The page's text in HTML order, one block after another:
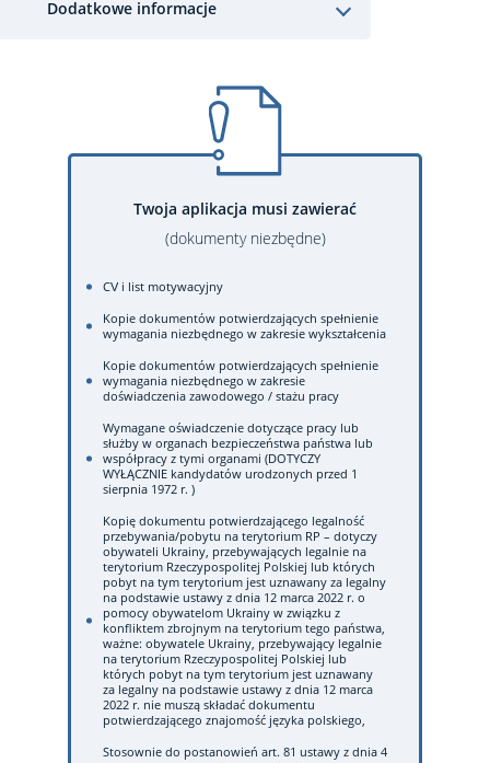
Dodatkowe informacje
Twoja aplikacja musi zawierać
(dokumenty niezbędne)
CV i list motywacyjny
Kopie dokumentów potwierdzających spełnienie
wymagania niezbędnego w zakresie wykształcenia
Kopie dokumentów potwierdzających spełnienie
wymagania niezbędnego w zakresie
doświadczenia zawodowego / stażu pracy
Wymagane oświadczenie dotyczące pracy lub
służby w organach bezpieczeństwa państwa lub
współpracy z tymi organami (DOTYCZY
WYŁĄCZNIE kandydatów urodzonych przed 1
sierpnia 1972 r. )
Kopię dokumentu potwierdzającego legalność
przebywania/pobytu na terytorium RP – dotyczy
obywateli Ukrainy, przebywających legalnie na
terytorium Rzeczypospolitej Polskiej lub których
pobyt na tym terytorium jest uznawany za legalny
na podstawie ustawy z dnia 12 marca 2022 r. o
pomocy obywatelom Ukrainy w związku z
konfliktem zbrojnym na terytorium tego państwa,
ważne: obywatele Ukrainy, przebywający legalnie
na terytorium Rzeczypospolitej Polskiej lub
których pobyt na tym terytorium jest uznawany
za legalny na podstawie ustawy z dnia 12 marca
2022 r. nie muszą składać dokumentu
potwierdzającego znajomość języka polskiego,
Stosownie do postanowień art. 81 ustawy z dnia 4